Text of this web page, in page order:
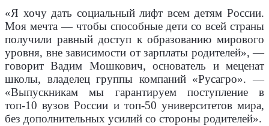
«Я хочу дать социальный лифт всем детям России.
Моя мечта — чтобы способные дети со всей страны
получили равный доступ к образованию мирового
уровня, вне зависимости от зарплаты родителей», —
говорит Вадим Мошкович, основатель и меценат
школы, владелец группы компаний «Русагро». —
«Выпускникам мы гарантируем поступление в
топ-10 вузов России и топ-50 университетов мира,
без дополнительных усилий со стороны родителей».